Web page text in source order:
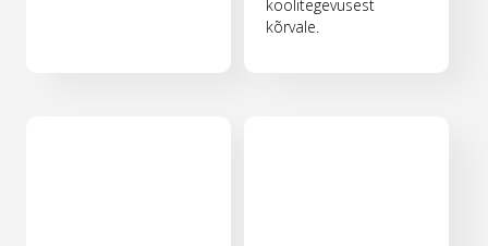
koolitegevusest
kõrvale.